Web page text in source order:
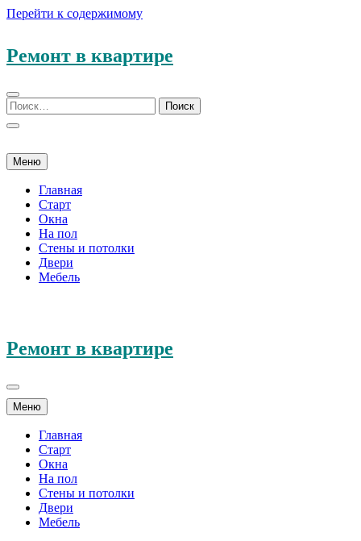
Перейти к содержимому
Ремонт в квартире
Меню
Главная
Старт
Окна
На пол
Стены и потолки
Двери
Мебель
Ремонт в квартире
Меню
Главная
Старт
Окна
На пол
Стены и потолки
Двери
Мебель